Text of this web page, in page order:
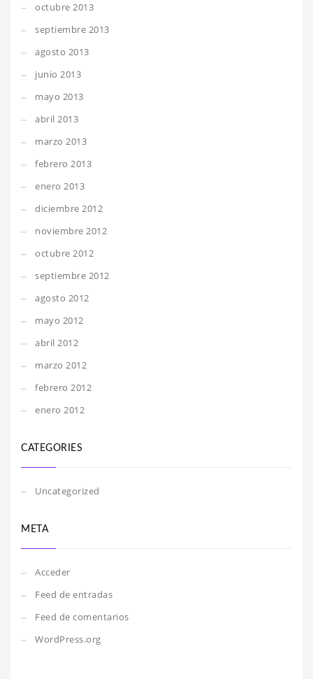
octubre 2013
septiembre 2013
agosto 2013
junio 2013
mayo 2013
abril 2013
marzo 2013
febrero 2013
enero 2013
diciembre 2012
noviembre 2012
octubre 2012
septiembre 2012
agosto 2012
mayo 2012
abril 2012
marzo 2012
febrero 2012
enero 2012
CATEGORIES
Uncategorized
META
Acceder
Feed de entradas
Feed de comentarios
WordPress.org